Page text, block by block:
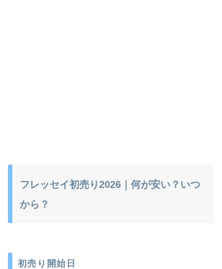
フレッセイ初売り2026｜何が安い？いつ
から？
初売り開始日